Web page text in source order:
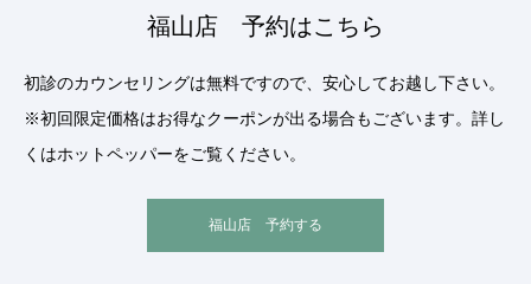
福山店 予約はこちら
初診のカウンセリングは無料ですので、安心してお越し下さい。
※初回限定価格はお得なクーポンが出る場合もございます。詳し
くはホットペッパーをご覧ください。
福山店 予約する